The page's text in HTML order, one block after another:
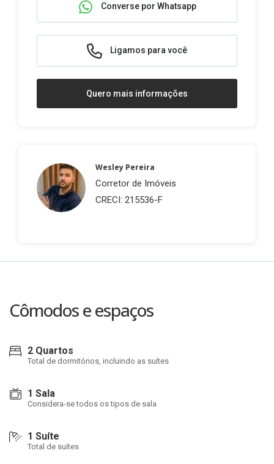
Converse por Whatsapp
Ligamos para você
Quero mais informações
Wesley Pereira
Corretor de Imóveis
CRECI: 215536-F
Cômodos e espaços
2 Quartos
Total de dormitórios, incluindo as suítes
1 Sala
Considera-se todos os tipos de sala
1 Suíte
Total de suítes